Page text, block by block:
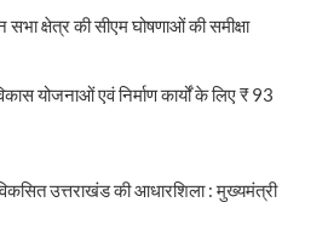
क्षेत्र की सीएम घोषणाओं की समीक्षा
योजनाओं एवं निर्माण कार्यों के लिए ₹ 93
विकसित उत्तराखंड की आधारशिला : मुख्यमंत्री